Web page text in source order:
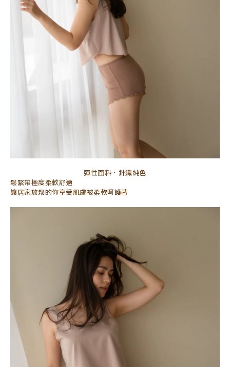
彈性面料．針織純色
鬆緊帶極度柔軟舒適
讓居家放鬆的你享受肌膚被柔軟呵護著